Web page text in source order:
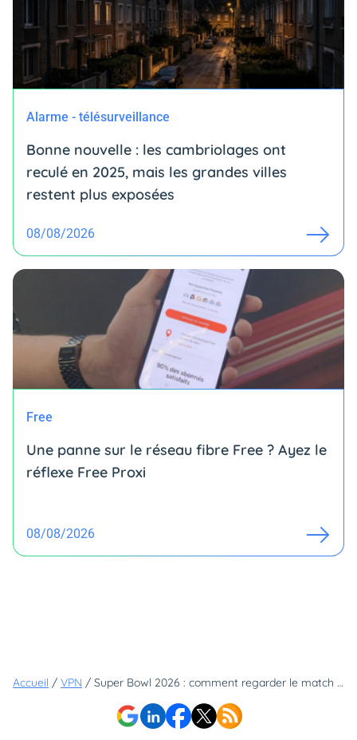
Alarme - télésurveillance
Bonne nouvelle : les cambriolages ont
reculé en 2025, mais les grandes villes
restent plus exposées
08/08/2026
Free
Une panne sur le réseau fibre Free ? Ayez le
réflexe Free Proxi
08/08/2026
Accueil / VPN / Super Bowl 2026 : comment regarder le match sur une chaîne US (et ne rien rater du show et des pubs inédites)